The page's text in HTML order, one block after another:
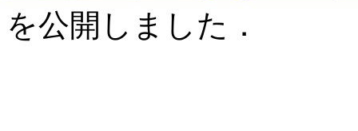
を公開しました．